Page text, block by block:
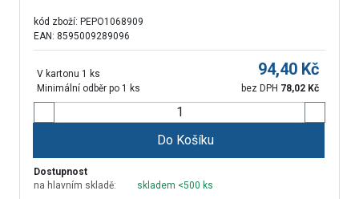
kód zboží: PEPO1068909
EAN: 8595009289096
V kartonu 1 ks
Minimální odběr po 1 ks
94,40 Kč
bez DPH 78,02 Kč
Do Košíku
Dostupnost
na hlavním skladě:
skladem <500 ks